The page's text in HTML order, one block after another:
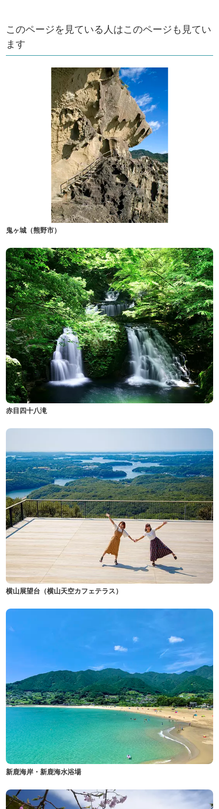
このページを見ている人はこのページも見てい
ます
鬼ヶ城（熊野市）
赤目四十八滝
横山展望台（横山天空カフェテラス）
新鹿海岸・新鹿海水浴場